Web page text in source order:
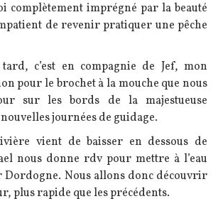
complètement imprégné par la beauté
de revenir pratiquer une pêche
c’est en compagnie de Jef, mon
pour le brochet à la mouche que nous
sur les bords de la majestueuse
journées de guidage.
vient de baisser en dessous de
nous donne rdv pour mettre à l’eau
Dordogne. Nous allons donc découvrir
plus rapide que les précédents.